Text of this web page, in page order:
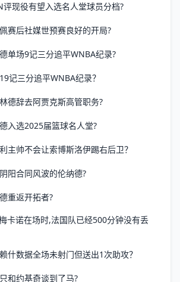
评现役有望入选名人堂球员分档?
赛后社媒世预赛良好的开局?
单场9记三分追平WNBA纪录?
记三分追平WNBA纪录？
德辞去阿贾克斯高管职务?
入选2025届篮球名人堂?
主帅不会让索博斯洛伊踢右后卫？
阳合同风波的伦纳德?
重返开拓者?
卡诺在场时,法国队已经500分钟没有丢
什数据全场未射门但送出1次助攻？
和约基奇谈到了马?